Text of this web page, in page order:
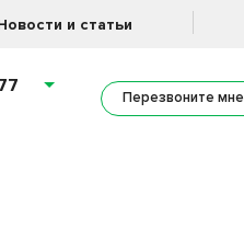
и статьи
Перезвоните мне